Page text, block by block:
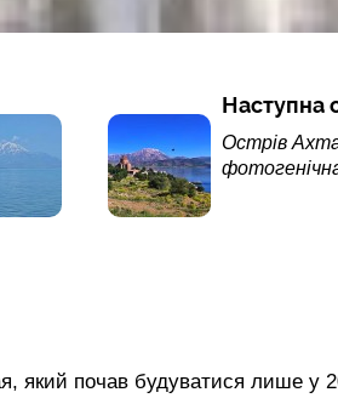
Наступна
Острів
який почав будуватися лише у